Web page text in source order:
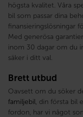
högsta kvalitet. Våra
bil som passar dina
finansieringslösningar
Med generösa
inom 30 dagar om du
säker i ditt val.
Brett utbud
Oavsett om du söker
familjebil, din första bil
fordon, har vi något